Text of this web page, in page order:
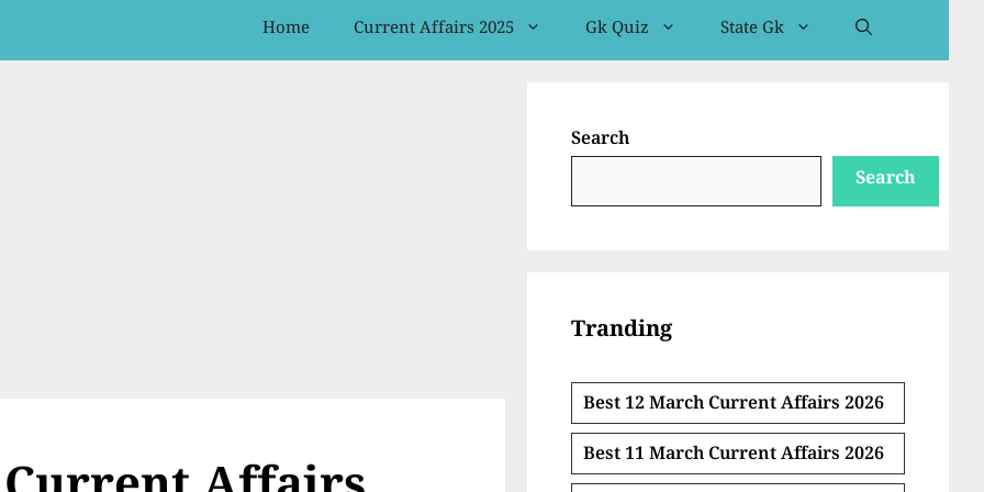
Home Current Affairs 2025 Gk Quiz State Gk
Search
Search
Tranding
Best 12 March Current Affairs 2026
Best 11 March Current Affairs 2026